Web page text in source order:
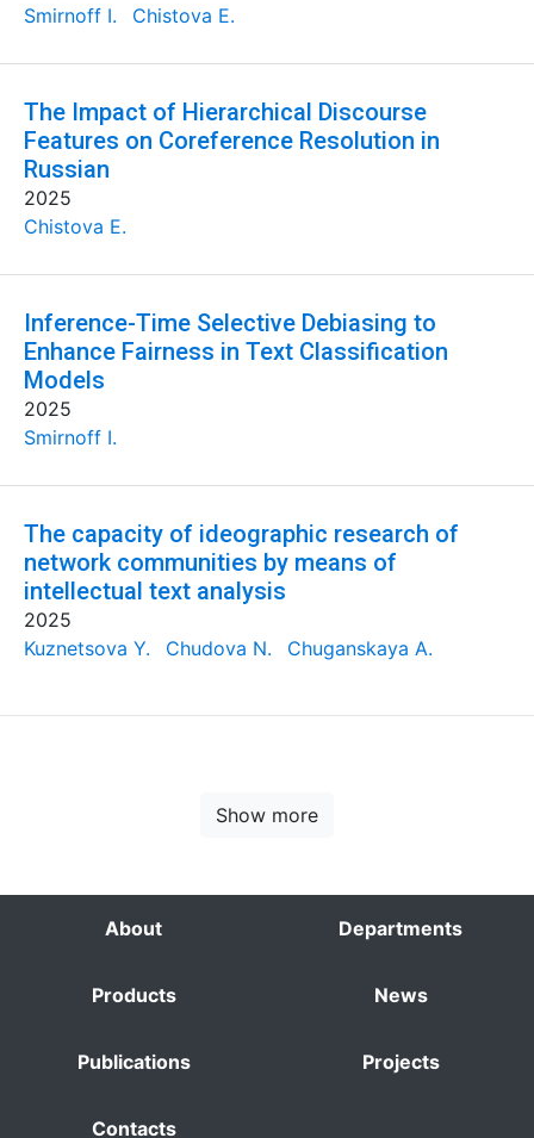
Smirnoff I.
Chistova E.
The Impact of Hierarchical Discourse
Features on Coreference Resolution in
Russian
2025
Chistova E.
Inference-Time Selective Debiasing to
Enhance Fairness in Text Classification
Models
2025
Smirnoff I.
The capacity of ideographic research of
network communities by means of
intellectual text analysis
2025
Kuznetsova Y.
Chudova N. Chuganskaya A.
Show more
About Departments
Products News
Publications Projects
Contacts